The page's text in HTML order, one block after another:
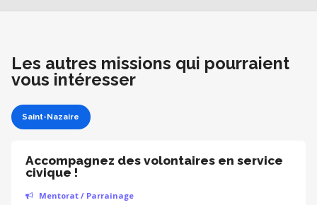
Les autres missions qui pourraient
vous intéresser
Saint-Nazaire
Accompagnez des volontaires en service
civique !
Mentorat / Parrainage